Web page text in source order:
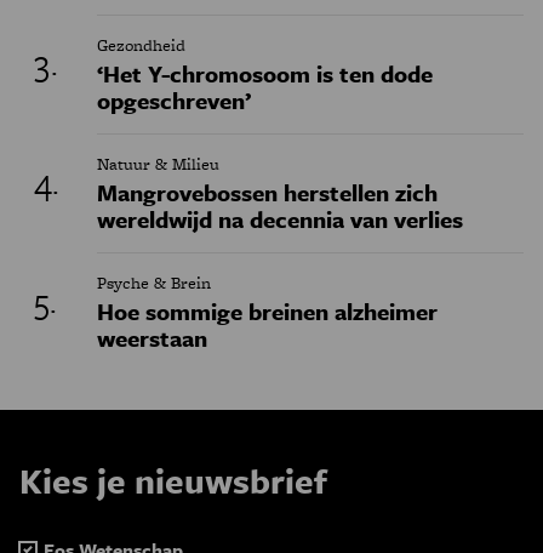
Gezondheid
‘Het Y-chromosoom is ten dode
opgeschreven’
Natuur & Milieu
Mangrovebossen herstellen zich
wereldwijd na decennia van verlies
Psyche & Brein
Hoe sommige breinen alzheimer
weerstaan
Kies je nieuwsbrief